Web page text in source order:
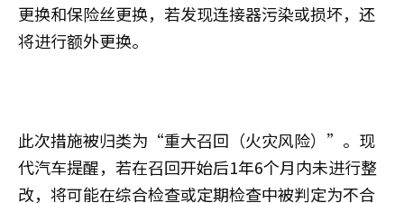
更换和保险丝更换，若发现连接器污染或损坏，还
将进行额外更换。
此次措施被归类为“重大召回（火灾风险）”。现
代汽车提醒，若在召回开始后1年6个月内未进行整
改，将可能在综合检查或定期检查中被判定为不合